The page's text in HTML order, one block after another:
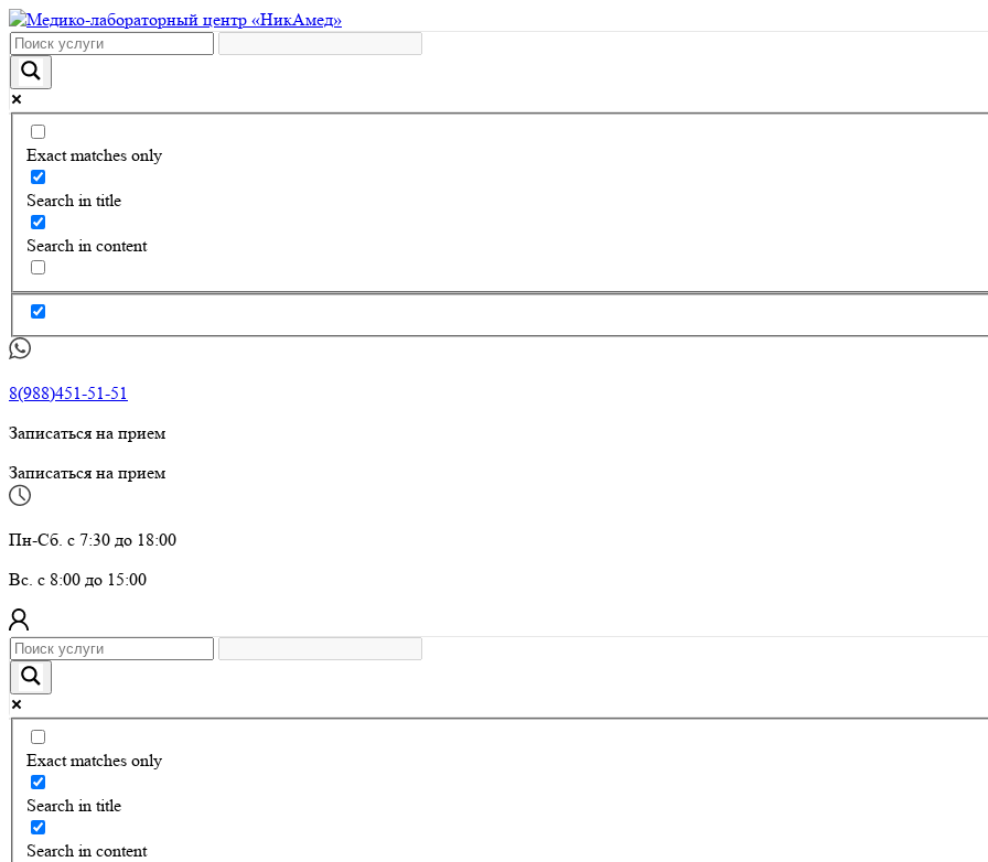
Exact matches only
Search in title
Search in content
8(988)451-51-51
Записаться на прием
Записаться на прием
Пн-Сб. с 7:30 до 18:00
Вс. с 8:00 до 15:00
Exact matches only
Search in title
Search in content